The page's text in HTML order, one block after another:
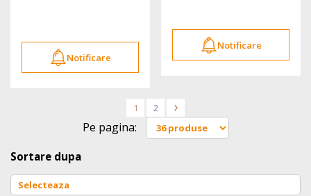
Notificare
Notificare
1 2 >
Pe pagina:
Sortare dupa